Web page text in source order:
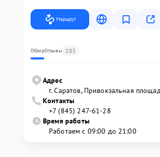
Маршрут
ОбзорОтзывы 285
Адрес
г. Саратов, Привокзальная
Контакты
+7 (845) 247-61-28
Время работы
Работаем с 09:00 до 21:00